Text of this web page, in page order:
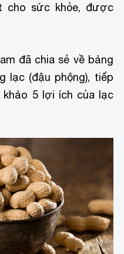
cho sức khỏe, được
đã chia sẻ về bảng
lạc (đậu phộng), tiếp
5 lợi ích của lạc